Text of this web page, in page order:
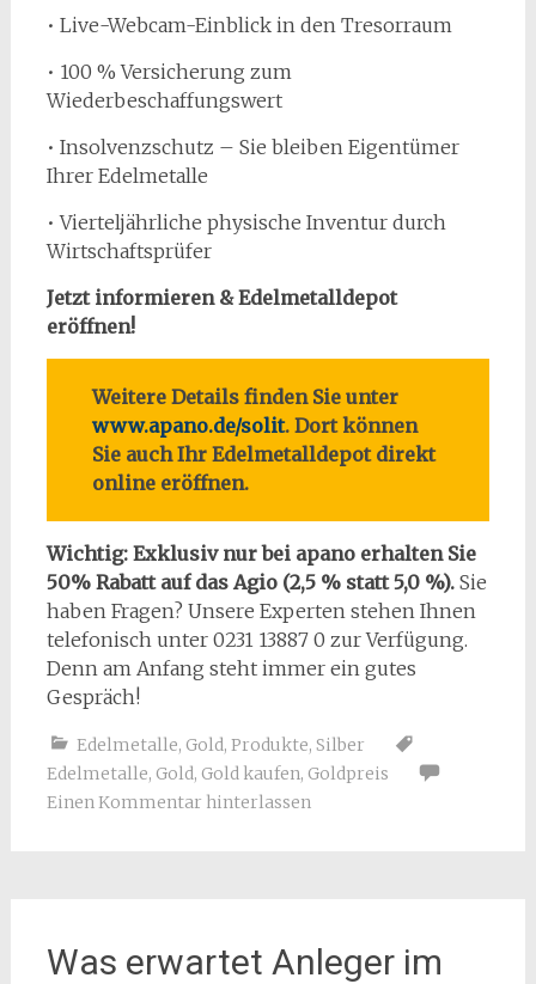
• Live-Webcam-Einblick in den Tresorraum
• 100 % Versicherung zum
Wiederbeschaffungswert
• Insolvenzschutz – Sie bleiben Eigentümer
Ihrer Edelmetalle
• Vierteljährliche physische Inventur durch
Wirtschaftsprüfer
Jetzt informieren & Edelmetalldepot
eröffnen!
Weitere Details finden Sie unter
www.apano.de/solit. Dort können
Sie auch Ihr Edelmetalldepot direkt
online eröffnen.
Wichtig: Exklusiv nur bei apano erhalten Sie
50% Rabatt auf das Agio (2,5 % statt 5,0 %).Sie
haben Fragen? Unsere Experten stehen Ihnen
telefonisch unter 0231 13887 0 zur Verfügung.
Denn am Anfang steht immer ein gutes
Gespräch!
Edelmetalle, Gold, Produkte, Silber
Edelmetalle, Gold, Gold kaufen, Goldpreis
Einen Kommentar hinterlassen
Was erwartet Anleger im